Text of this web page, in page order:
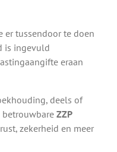
er tussendoor te doen
is ingevuld
eraan
deels of
ZZP
zekerheid en meer